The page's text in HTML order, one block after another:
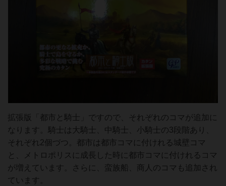
拡張版「都市と騎士」ですので、それぞれのコマが追加に
なります。騎士は大騎士、中騎士、小騎士の3段階あり、
それぞれ2個づつ。都市は都市コマに付けれる城壁コマ
と、メトロポリスに成長した時に都市コマに付けれるコマ
が増えています。さらに、蛮族船、商人のコマも追加され
ています。